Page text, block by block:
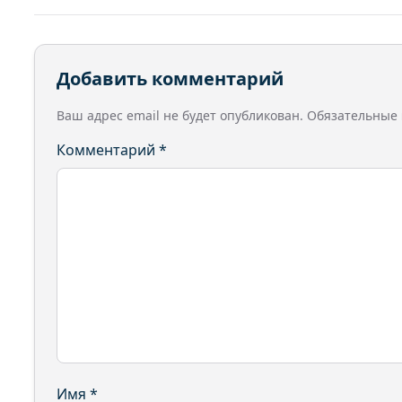
Добавить комментарий
Ваш адрес email не будет опубликован.
Комментарий *
Имя *